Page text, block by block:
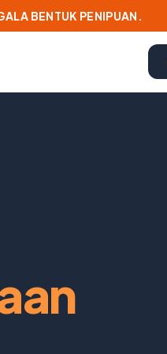
BENTUK PENIPUAN.